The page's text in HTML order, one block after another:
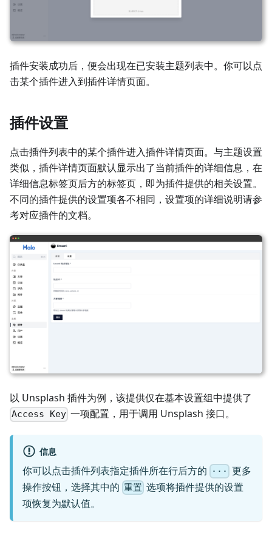
插件安装成功后，便会出现在已安装主题列表中。你可以点
击某个插件进入到插件详情页面。
插件设置
点击插件列表中的某个插件进入插件详情页面。与主题设置
类似，插件详情页面默认显示出了当前插件的详细信息，在
详细信息标签页后方的标签页，即为插件提供的相关设置。
不同的插件提供的设置项各不相同，设置项的详细说明请参
考对应插件的文档。
以 Unsplash 插件为例，该提供仅在基本设置组中提供了
Access Key 一项配置，用于调用 Unsplash 接口。
信息
你可以点击插件列表指定插件所在行后方的 ··· 更多
操作按钮，选择其中的 重置 选项将插件提供的设置
项恢复为默认值。